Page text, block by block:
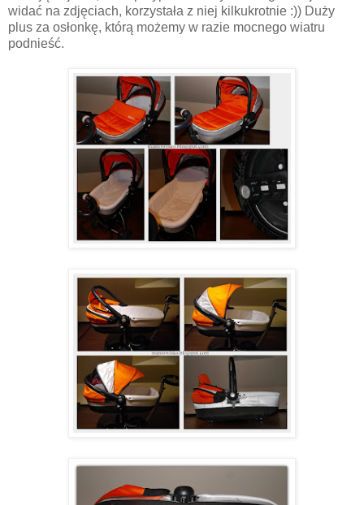
widać na zdjęciach, korzystała z niej kilkukrotnie :)) Duży
plus za osłonkę, którą możemy w razie mocnego wiatru
podnieść.